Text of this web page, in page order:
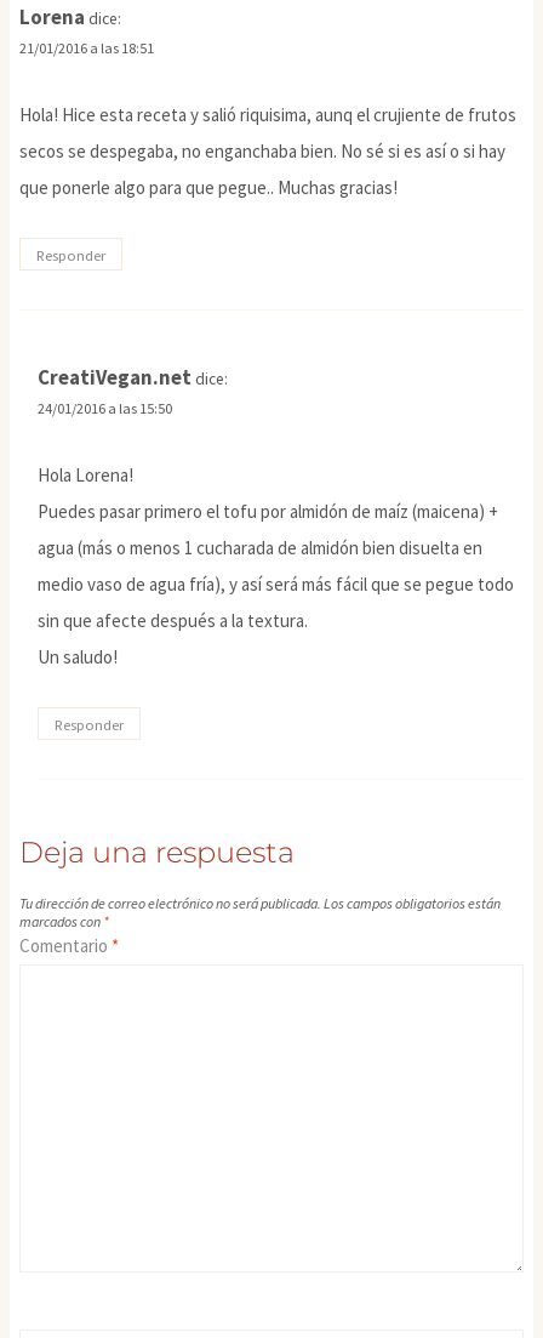
Lorena dice:
21/01/2016 a las 18:51
Hola! Hice esta receta y salió riquisima, aunq el crujiente de frutos
secos se despegaba, no enganchaba bien. No sé si es así o si hay
que ponerle algo para que pegue.. Muchas gracias!
Responder
CreatiVegan.net dice:
24/01/2016 a las 15:50
Hola Lorena!
Puedes pasar primero el tofu por almidón de maíz (maicena) +
agua (más o menos 1 cucharada de almidón bien disuelta en
medio vaso de agua fría), y así será más fácil que se pegue todo
sin que afecte después a la textura.
Un saludo!
Responder
Deja una respuesta
Tu dirección de correo electrónico no será publicada. Los campos obligatorios están
marcados con *
Comentario *